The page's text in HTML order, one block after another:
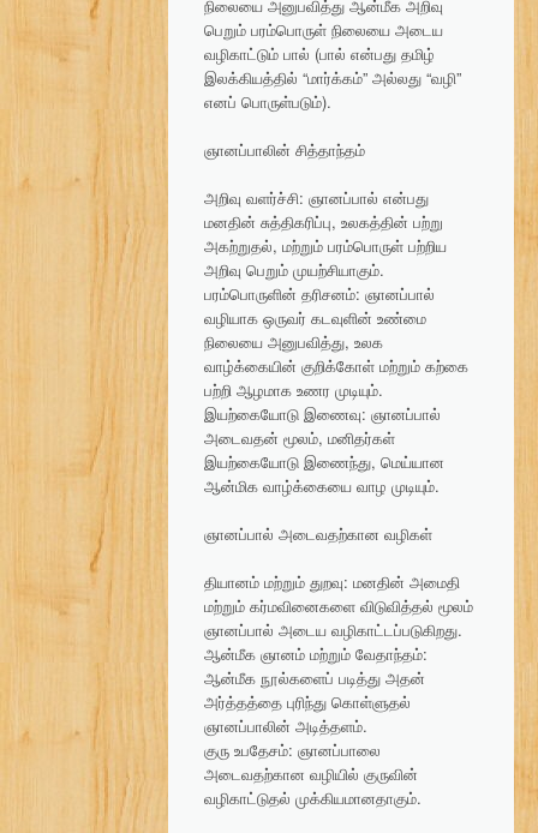
நிலையை அனுபவித்து ஆன்மீக அறிவு
பெறும் பரம்பொருள் நிலையை அடைய
வழிகாட்டும் பால் (பால் என்பது தமிழ்
இலக்கியத்தில் “மார்க்கம்” அல்லது “வழி”
எனப் பொருள்படும்).
ஞானப்பாலின் சித்தாந்தம்
அறிவு வளர்ச்சி: ஞானப்பால் என்பது
மனதின் சுத்திகரிப்பு, உலகத்தின் பற்று
அகற்றுதல், மற்றும் பரம்பொருள் பற்றிய
அறிவு பெறும் முயற்சியாகும்.
பரம்பொருளின் தரிசனம்: ஞானப்பால்
வழியாக ஒருவர் கடவுளின் உண்மை
நிலையை அனுபவித்து, உலக
வாழ்க்கையின் குறிக்கோள் மற்றும் கற்கை
பற்றி ஆழமாக உணர முடியும்.
இயற்கையோடு இணைவு: ஞானப்பால்
அடைவதன் மூலம், மனிதர்கள்
இயற்கையோடு இணைந்து, மெய்யான
ஆன்மிக வாழ்க்கையை வாழ முடியும்.
ஞானப்பால் அடைவதற்கான வழிகள்
தியானம் மற்றும் துறவு: மனதின் அமைதி
மற்றும் கர்மவினைகளை விடுவித்தல் மூலம்
ஞானப்பால் அடைய வழிகாட்டப்படுகிறது.
ஆன்மீக ஞானம் மற்றும் வேதாந்தம்:
ஆன்மீக நூல்களைப் படித்து அதன்
அர்த்தத்தை புரிந்து கொள்ளுதல்
ஞானப்பாலின் அடித்தளம்.
குரு உபதேசம்: ஞானப்பாலை
அடைவதற்கான வழியில் குருவின்
வழிகாட்டுதல் முக்கியமானதாகும்.